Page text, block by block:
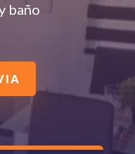
baño